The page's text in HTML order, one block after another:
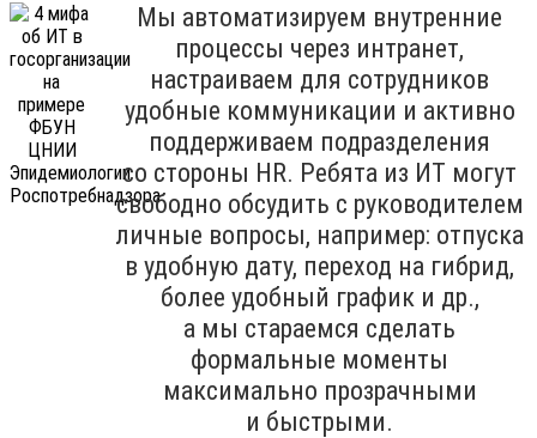
Мы автоматизируем внутренние
процессы через интранет,
настраиваем для сотрудников
удобные коммуникации и активно
поддерживаем подразделения
со стороны HR. Ребята из ИТ могут
свободно обсудить с руководителем
личные вопросы, например: отпуска
в удобную дату, переход на гибрид,
более удобный график и др.,
а мы стараемся сделать
формальные моменты
максимально прозрачными
и быстрыми.